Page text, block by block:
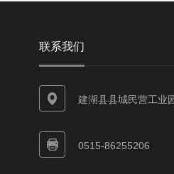
联系我们
建湖县县城民营工业
0515-86255206